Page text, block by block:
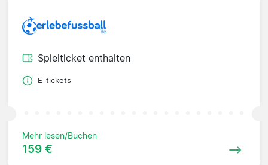
Spielticket enthalten
E-tickets
Mehr lesen/Buchen
159 €